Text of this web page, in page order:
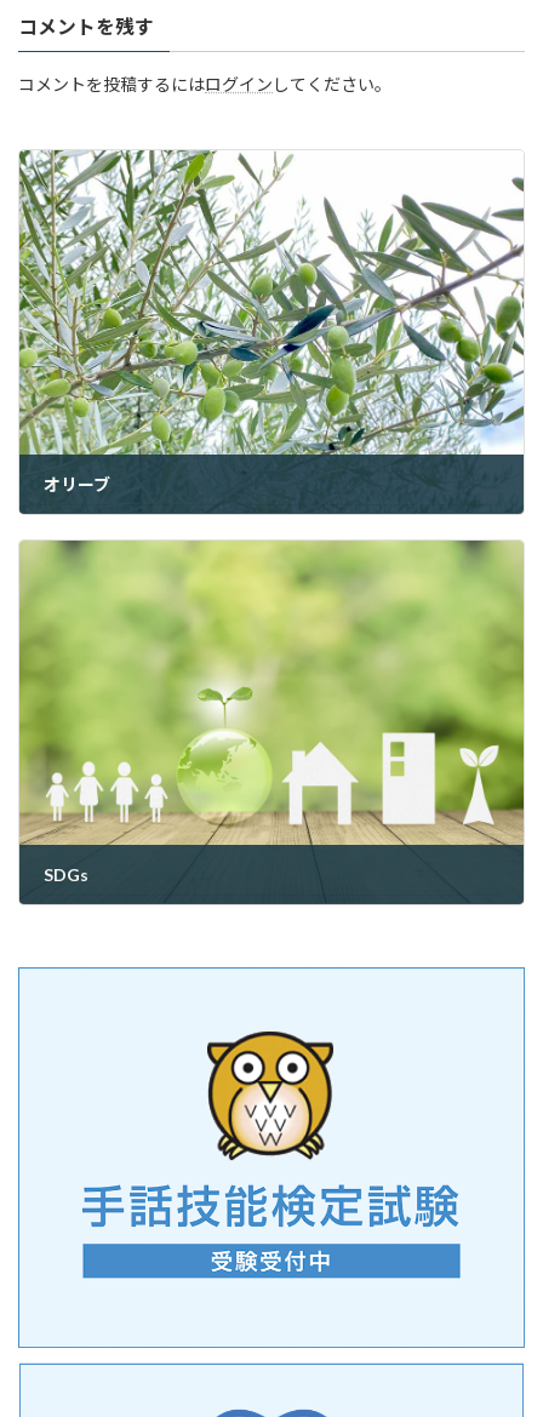
コメントを残す
コメントを投稿するにはログイン してください。
オリーブ
SDGs